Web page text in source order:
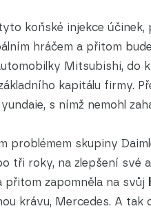
koňské injekce účinek,
hráčem a přitom
Mitsubishi, do
kapitálu firmy.
s nímž nemohl
problémem skupiny
tři roky, na zlepšení své
zapomněla na svůj
krávu, Mercedes. A tak